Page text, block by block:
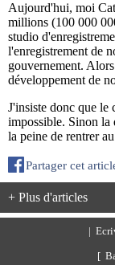
Aujourd'hui, moi
millions (100 000
studio
l'enregistrement de
gouvernement.
développement de
J'insiste donc que le
impossible. Sinon la
la peine de rentrer
Partager cet
+ Plus d'articles
[